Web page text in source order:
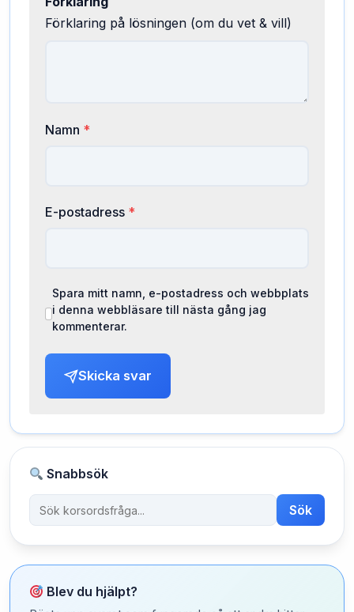
Förklaring på lösningen (om du vet & vill)
Namn *
E-postadress *
Spara mitt namn, e-postadress och webbplats
i denna webbläsare till nästa gång jag
kommenterar.
Skicka svar
Snabbsök
Sök
Blev du hjälpt?